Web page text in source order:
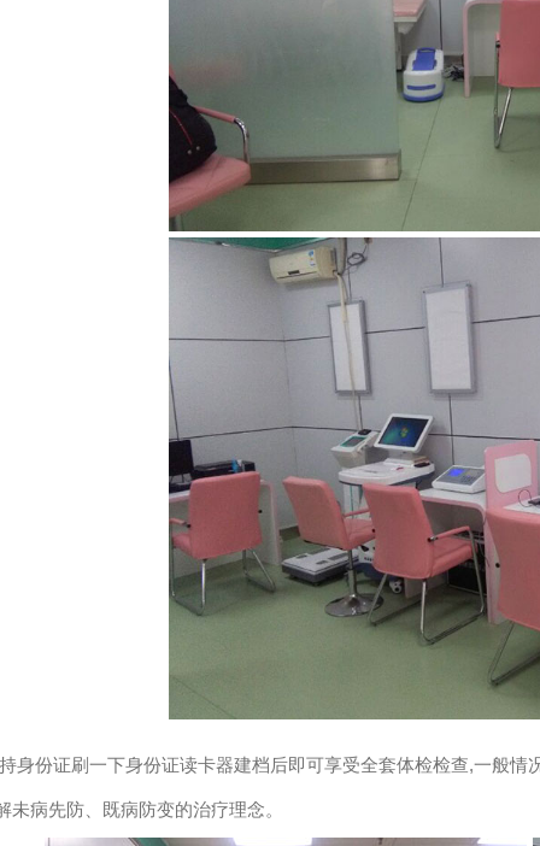
证刷一下身份证读卡器建档后即可享受全套体检检查,一般情
未病先防、既病防变的治疗理念。